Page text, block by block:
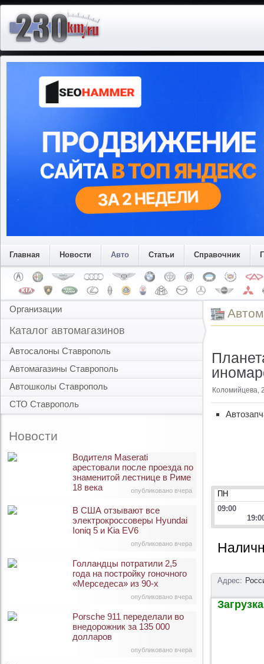
Главная Новости Авто Статьи Справочник
Организации
Каталог автомагазинов
Автосалоны Ставрополь
Автомагазины Ставрополь
Автошколы Ставрополь
СТО Ставрополь
Новости
опубликовано вчера
Водителя Maserati
арестовали после проезда по
знаменитой лестнице в Риме
18 века
опубликовано вчера
В США отзывают все
электрокроссоверы Hyundai
Ioniq 5 и Kia EV6
опубликовано вчера
Голландцы потратили 2,5
года на постройку гоночного
«Мерседеса» из 90-х
опубликовано вчера
Porsche 911 переделали во
внедорожник за 135 000
долларов
Коломийцева,
ПН
09:00
Адрес: